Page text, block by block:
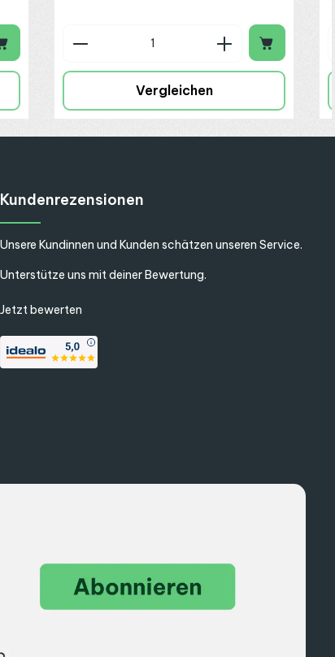
die Anzahl zu erhöhen oder
benutze die Schaltflächen um
gewünschten Wert ein oder
Produkt Anzahl: Gib den
Vergleichen
Kundenrezensionen
Unsere Kundinnen und Kunden schätzen unseren Service.
Unterstütze uns mit deiner Bewertung.
Jetzt bewerten